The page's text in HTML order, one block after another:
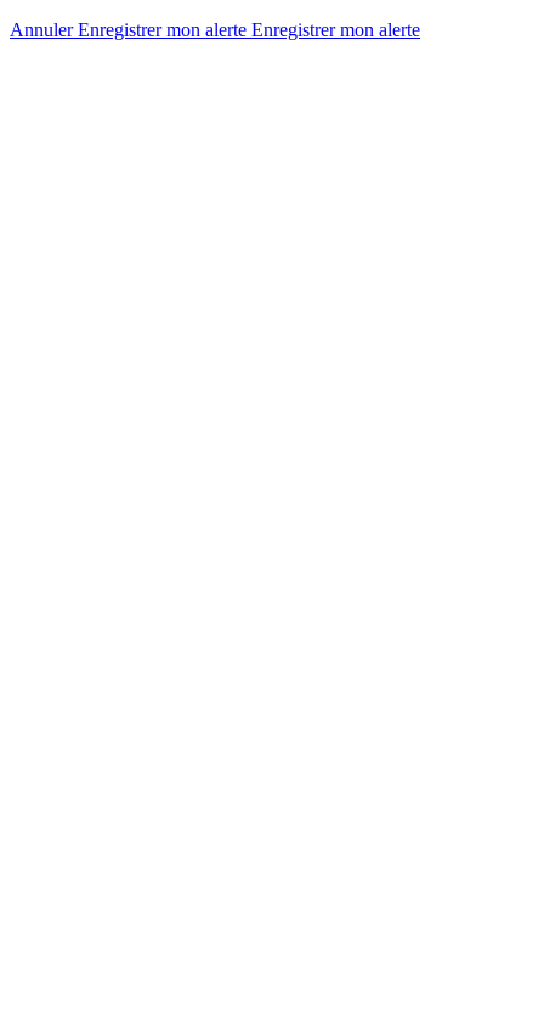
AnnulerEnregistrer mon alerte Enregistrermon alerte